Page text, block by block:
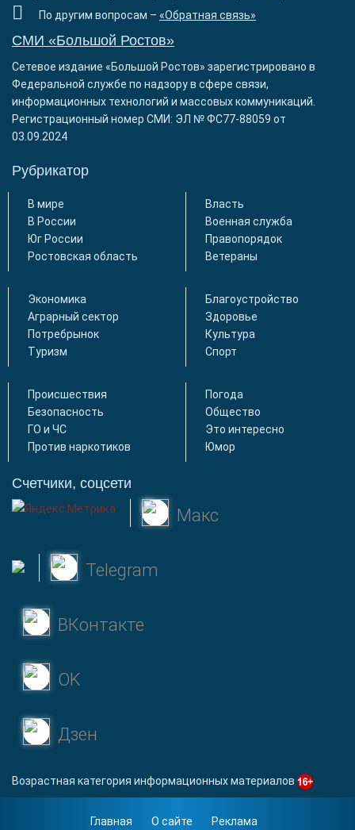
По другим вопросам – «Обратная связь»
СМИ «Большой Ростов»
Сетевое издание «Большой Ростов» зарегистрировано в
Федеральной службе по надзору в сфере связи,
информационных технологий и массовых коммуникаций.
Регистрационный номер СМИ: ЭЛ № ФС77-88059 от
03.09.2024
Рубрикатор
В мире
В России
Юг России
Ростовская область
Власть
Военная служба
Правопорядок
Ветераны
Экономика
Аграрный сектор
Потребрынок
Туризм
Благоустройство
Здоровье
Культура
Спорт
Происшествия
Безопасность
ГО и ЧС
Против наркотиков
Погода
Общество
Это интересно
Юмор
Счетчики, соцсети
Макс
Telegram
ВКонтакте
OK
Дзен
Возрастная категория информационных материалов
Главная О сайте Реклама